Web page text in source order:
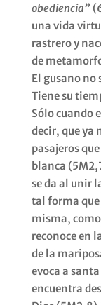
obediencia”
una vida
rastrero y
de
El gusano no
Tiene su
Sólo cuando
decir, que ya
pasajeros
blanca
se da al unir
tal forma que
misma,
reconoce en
de la
evoca a
encuentra